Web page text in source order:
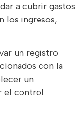
a cubrir gastos
los ingresos,
un registro
con la
un
el control